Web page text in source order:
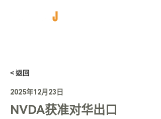
< 返回
2025年12月23日
NVDA获准对华出口